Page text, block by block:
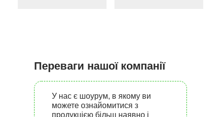
Переваги нашої компанії
У нас є шоурум, в якому ви
можете ознайомитися з
продукцією більш наявно і